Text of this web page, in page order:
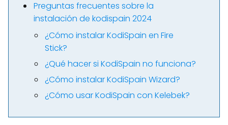
Preguntas frecuentes sobre la
instalación de kodispain 2024
¿Cómo instalar KodiSpain en Fire
Stick?
¿Qué hacer si KodiSpain no funciona?
¿Cómo instalar KodiSpain Wizard?
¿Cómo usar KodiSpain con Kelebek?